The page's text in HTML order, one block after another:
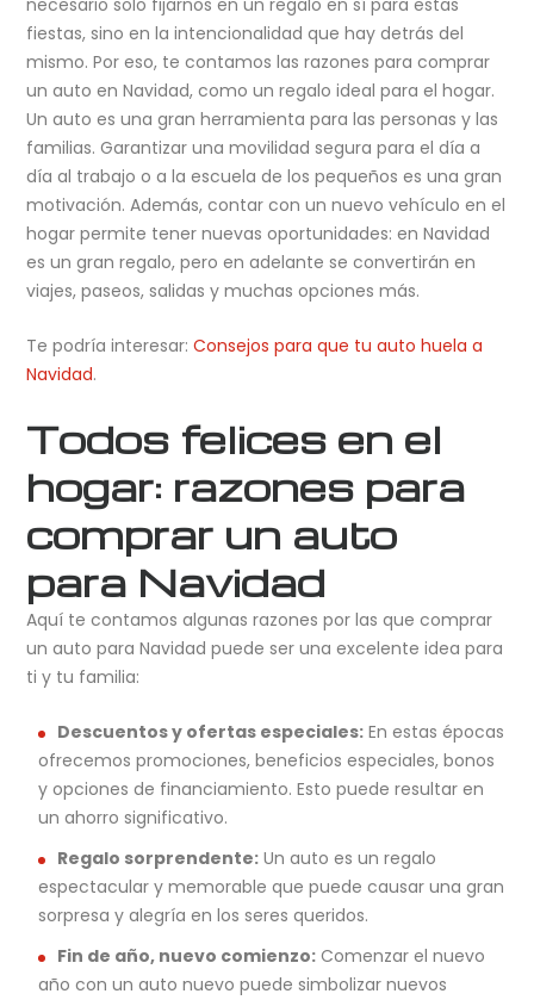
necesario solo fijarnos en un regalo en sí para estas
fiestas, sino en la intencionalidad que hay detrás del
mismo. Por eso, te contamos las razones para comprar
un auto en Navidad, como un regalo ideal para el hogar.
Un auto es una gran herramienta para las personas y las
familias. Garantizar una movilidad segura para el día a
día al trabajo o a la escuela de los pequeños es una gran
motivación. Además, contar con un nuevo vehículo en el
hogar permite tener nuevas oportunidades: en Navidad
es un gran regalo, pero en adelante se convertirán en
viajes, paseos, salidas y muchas opciones más.
Te podría interesar:Consejos para que tu auto huela a
Navidad.
Todos felices en el
hogar: razones para
comprar un auto
para Navidad
Aquí te contamos algunas razones por las que comprar
un auto para Navidad puede ser una excelente idea para
ti y tu familia:
Descuentos y ofertas especiales: En estas épocas
ofrecemos promociones, beneficios especiales, bonos
y opciones de financiamiento. Esto puede resultar en
un ahorro significativo.
Regalo sorprendente: Un auto es un regalo
espectacular y memorable que puede causar una gran
sorpresa y alegría en los seres queridos.
Fin de año, nuevo comienzo: Comenzar el nuevo
año con un auto nuevo puede simbolizar nuevos